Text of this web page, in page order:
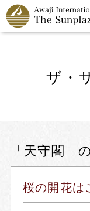
ザ・
「天守閣」
桜の開花は